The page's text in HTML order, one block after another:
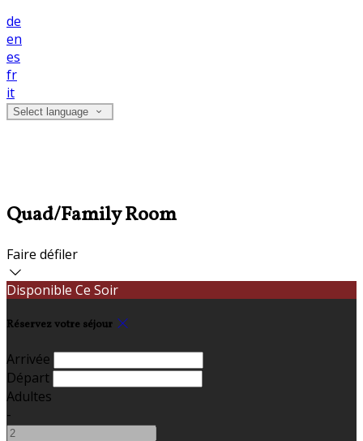
de
en
es
fr
it
Select language
Quad/Family Room
Faire défiler
Disponible Ce Soir
Réservez votre séjour
Arrivée
Départ
Adultes
-